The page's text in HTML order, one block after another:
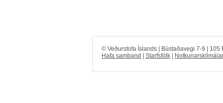
© Veðurstofa Íslands | Bústaðavegi 7-9 |
Hafa samband | Starfsfólk | Notkunarskilmálar